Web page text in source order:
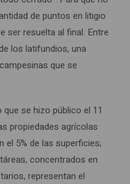
de puntos en litigio
ser resuelta al final. Entre
los latifundios, una
que se
se hizo público el 11
propiedades agrícolas
el 5% de las superficies;
concentrados en
representan el